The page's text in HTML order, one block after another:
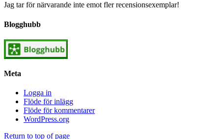
Jag tar för närvarande inte emot fler recensionsexemplar!
Blogghubb
Meta
Logga in
Flöde för inlägg
Flöde för kommentarer
WordPress.org
Return to top of page